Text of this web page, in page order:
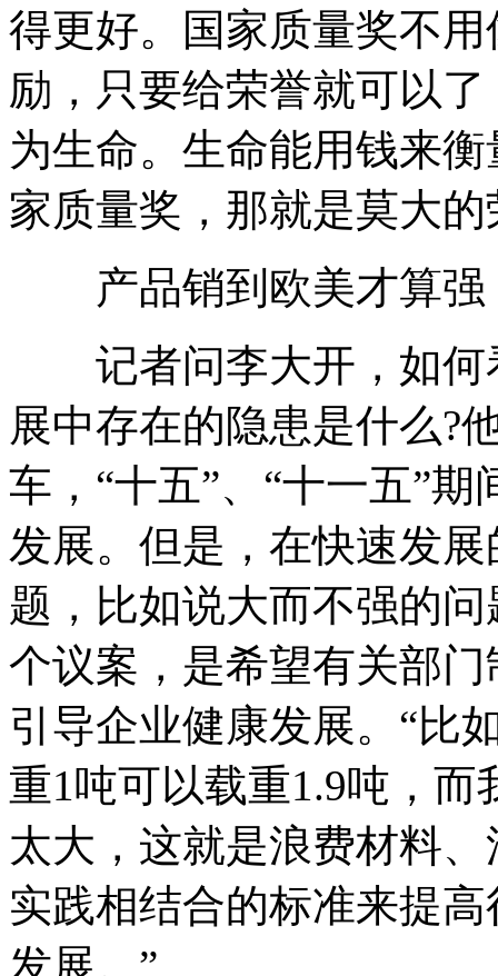
得更好。国家质量奖不
励，只要给荣誉就可以
为生命。生命能用钱来
家质量奖，那就是莫大的
产品销到欧美才算强
记者问李大开，如何
展中存在的隐患是什么?
车，“十五”、“十一五”
发展。但是，在快速发
题，比如说大而不强的
个议案，是希望有关部
引导企业健康发展。“比
重1吨可以载重1.9吨，
太大，这就是浪费材料
实践相结合的标准来提
发展。”